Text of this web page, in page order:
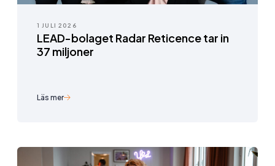
1 JULI 2026
LEAD-bolaget Radar Reticence tar in
37 miljoner
Läs mer